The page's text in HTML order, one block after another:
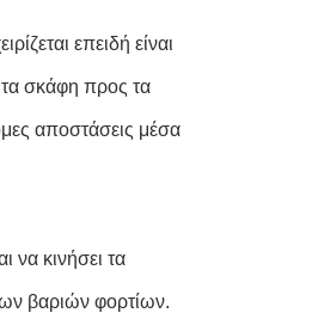
επειδή είναι
τα σκάφη προς τα
αποστάσεις μέσα
να κινήσει τα
βαριών φορτίων.